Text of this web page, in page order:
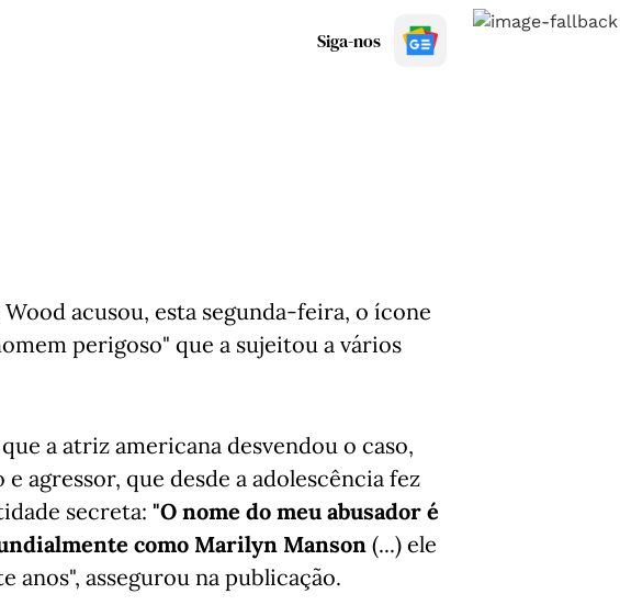
Siga-nos
acusou, esta segunda-feira, o ícone
perigoso" que a sujeitou a vários
que a atriz americana desvendou o caso,
agressor, que desde a adolescência fez
secreta: "O nome do meu abusador é
como Marilyn Manson (...) ele
assegurou na publicação.